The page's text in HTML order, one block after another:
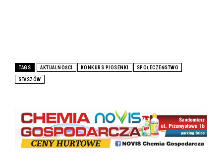
TAGS AKTUALNOŚCI KONKURS PIOSENKI SPOŁECZEŃSTWO
STASZÓW